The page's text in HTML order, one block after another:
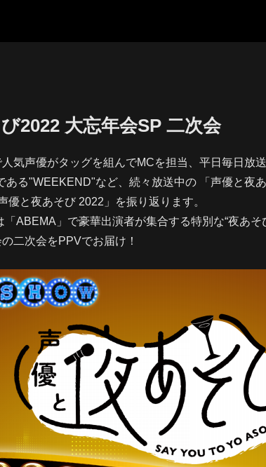
2022 大忘年会SP 二次会
気声優がタッグを組んでMCを担当、平日毎日放
ある"WEEKEND"など、続々放送中の 「声優と夜
優と夜あそび 2022」を振り返ります。
ABEMA」で豪華出演者が集合する特別な“夜あそ
二次会をPPVでお届け！